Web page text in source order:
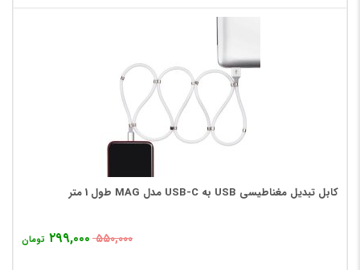
کابل تبدیل مغناطیسی USB به USB-C مدل MAG طول 1 متر
۵۵۰,۰۰۰ ۲۹۹,۰۰۰ تومان